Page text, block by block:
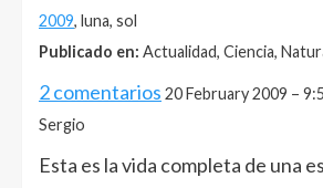
2009, luna, sol
Publicado en: Actualidad, Ciencia,
2 comentarios 20 February 2009 –
Sergio
Esta es la vida completa de una